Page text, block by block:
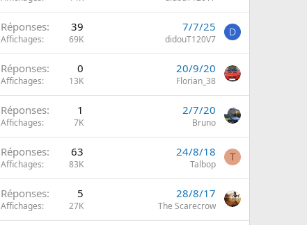
Réponses 39
Affichages 69K
7/7/25
didouT120V7
D
Réponses 0
Affichages 13K
20/9/20
Florian_38
Réponses 1
Affichages 7K
2/7/20
Bruno
Réponses 63
Affichages 83K
24/8/18
Talbop
T
Réponses 5
Affichages 27K
28/8/17
The Scarecrow